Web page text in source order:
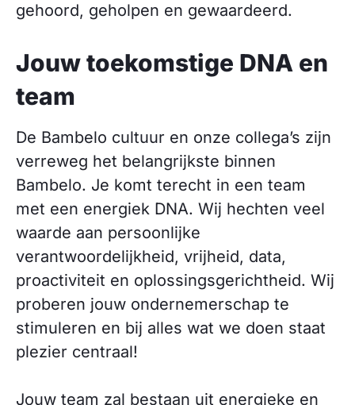
gehoord, geholpen en gewaardeerd.
Jouw toekomstige DNA en
team
De Bambelo cultuur en onze collega’s zijn
verreweg het belangrijkste binnen
Bambelo. Je komt terecht in een team
met een energiek DNA. Wij hechten veel
waarde aan persoonlijke
verantwoordelijkheid, vrijheid, data,
proactiviteit en oplossingsgerichtheid. Wij
proberen jouw ondernemerschap te
stimuleren en bij alles wat we doen staat
plezier centraal!
Jouw team zal bestaan uit energieke en